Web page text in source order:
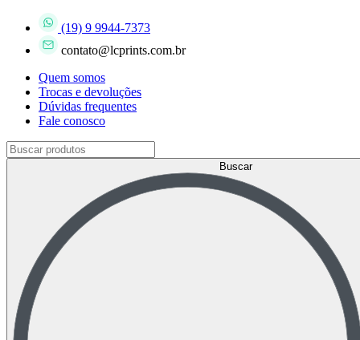
(19) 9 9944-7373
contato@lcprints.com.br
Quem somos
Trocas e devoluções
Dúvidas frequentes
Fale conosco
Buscar